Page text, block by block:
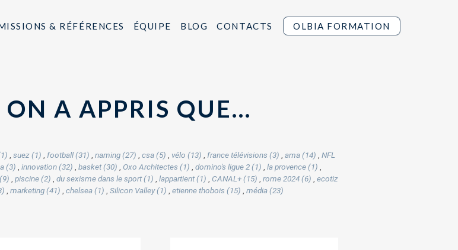
& RÉFÉRENCES ÉQUIPE BLOG CONTACTS OLBIA FORMATION
A APPRIS QUE…
suez (1) football (31) naming (27) csa (5) vélo (13) france télévisions (3) ama (14)
NFL
(3) innovation (32) basket (30) Oxo Architectes (1) domino's ligue 2 (1) la provence (1)
piscine (2) du sexisme dans le sport (1) lappartient (1) CANAL+ (15) rome 2024 (6)
ecotiz
marketing (41) chelsea (1) Silicon Valley (1) etienne thobois (15) média (23)